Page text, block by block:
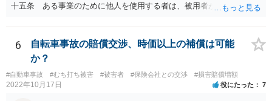
十五条 ある事業のために他人を使用する者は、被用者がその事業の
用者が被用者の選任及びその事業の監督について相当の注意をしたと
き、又は相当の注意をしても損害が生ずべきであったときは、この限
りでない。 会社側の言い分に付き合わず、会社側への請求をお考えな
さったほうがよろしいかもしれません。加害ドライバーの任意保険が
本件に使えるか、使おうとするかが定かではありませんので。「1年4
ヶ月のうちに4回も事故」の事実は、会社から加害ドライバーへの責任
6
自転車事故の賠償交渉、時価以上の補償は可能
か？
#自動車事故 #むち打ち被害 #被害者 #保険会社との交渉 #損害賠償増額
2022年10月17日 役にたった 7